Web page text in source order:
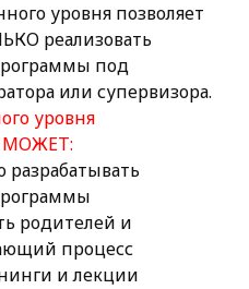
уровня позволяет
реализовать
под
или супервизора.
уровня
МОЖЕТ:
разрабатывать
родителей и
процесс
и лекции